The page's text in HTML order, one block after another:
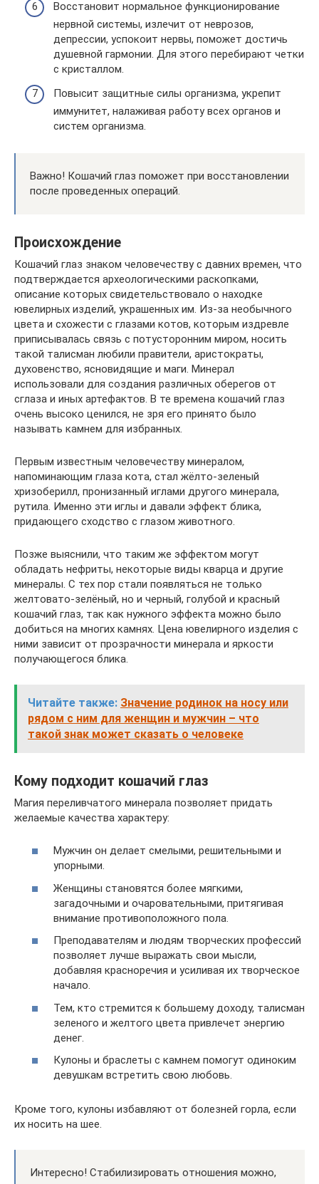
Восстановит нормальное функционирование
нервной системы, излечит от неврозов,
депрессии, успокоит нервы, поможет достичь
душевной гармонии. Для этого перебирают четки
с кристаллом.
Повысит защитные силы организма, укрепит
иммунитет, налаживая работу всех органов и
систем организма.
Важно! Кошачий глаз поможет при восстановлении
после проведенных операций.
Происхождение
Кошачий глаз знаком человечеству с давних времен, что
подтверждается археологическими раскопками,
описание которых свидетельствовало о находке
ювелирных изделий, украшенных им. Из-за необычного
цвета и схожести с глазами котов, которым издревле
приписывалась связь с потусторонним миром, носить
такой талисман любили правители, аристократы,
духовенство, ясновидящие и маги. Минерал
использовали для создания различных оберегов от
сглаза и иных артефактов. В те времена кошачий глаз
очень высоко ценился, не зря его принято было
называть камнем для избранных.
Первым известным человечеству минералом,
напоминающим глаза кота, стал жёлто-зеленый
хризоберилл, пронизанный иглами другого минерала,
рутила. Именно эти иглы и давали эффект блика,
придающего сходство с глазом животного.
Позже выяснили, что таким же эффектом могут
обладать нефриты, некоторые виды кварца и другие
минералы. С тех пор стали появляться не только
желтовато-зелёный, но и черный, голубой и красный
кошачий глаз, так как нужного эффекта можно было
добиться на многих камнях. Цена ювелирного изделия с
ними зависит от прозрачности минерала и яркости
получающегося блика.
Читайте также: Значение родинок на носу или
рядом с ним для женщин и мужчин – что
такой знак может сказать о человеке
Кому подходит кошачий глаз
Магия переливчатого минерала позволяет придать
желаемые качества характеру:
Мужчин он делает смелыми, решительными и
упорными.
Женщины становятся более мягкими,
загадочными и очаровательными, притягивая
внимание противоположного пола.
Преподавателям и людям творческих профессий
позволяет лучше выражать свои мысли,
добавляя красноречия и усиливая их творческое
начало.
Тем, кто стремится к большему доходу, талисман
зеленого и желтого цвета привлечет энергию
денег.
Кулоны и браслеты с камнем помогут одиноким
девушкам встретить свою любовь.
Кроме того, кулоны избавляют от болезней горла, если
их носить на шее.
Интересно! Стабилизировать отношения можно,